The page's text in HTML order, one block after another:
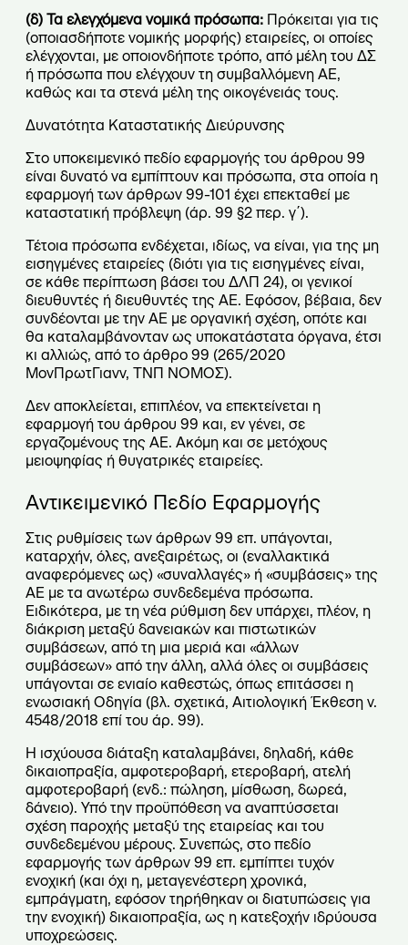
(δ) Τα ελεγχόμενα νομικά πρόσωπα: Πρόκειται για τις
(οποιασδήποτε νομικής μορφής) εταιρείες, οι οποίες
ελέγχονται, με οποιονδήποτε τρόπο, από μέλη του ΔΣ
ή πρόσωπα που ελέγχουν τη συμβαλλόμενη ΑΕ,
καθώς και τα στενά μέλη της οικογένειάς τους.
Δυνατότητα Καταστατικής Διεύρυνσης
Στο υποκειμενικό πεδίο εφαρμογής του άρθρου 99
είναι δυνατό να εμπίπτουν και πρόσωπα, στα οποία η
εφαρμογή των άρθρων 99-101 έχει επεκταθεί με
καταστατική πρόβλεψη (άρ. 99 §2 περ. γ΄).
Τέτοια πρόσωπα ενδέχεται, ιδίως, να είναι, για της μη
εισηγμένες εταιρείες (διότι για τις εισηγμένες είναι,
σε κάθε περίπτωση βάσει του ΔΛΠ 24), οι γενικοί
διευθυντές ή διευθυντές της ΑΕ. Εφόσον, βέβαια, δεν
συνδέονται με την ΑΕ με οργανική σχέση, οπότε και
θα καταλαμβάνονταν ως υποκατάστατα όργανα, έτσι
κι αλλιώς, από το άρθρο 99 (265/2020
ΜονΠρωτΓιανν, ΤΝΠ ΝΟΜΟΣ).
Δεν αποκλείεται, επιπλέον, να επεκτείνεται η
εφαρμογή του άρθρου 99 και, εν γένει, σε
εργαζομένους της ΑΕ. Ακόμη και σε μετόχους
μειοψηφίας ή θυγατρικές εταιρείες.
Αντικειμενικό Πεδίο Εφαρμογής
Στις ρυθμίσεις των άρθρων 99 επ. υπάγονται,
καταρχήν, όλες, ανεξαιρέτως, οι (εναλλακτικά
αναφερόμενες ως) «συναλλαγές» ή «συμβάσεις» της
ΑΕ με τα ανωτέρω συνδεδεμένα πρόσωπα.
Ειδικότερα, με τη νέα ρύθμιση δεν υπάρχει, πλέον, η
διάκριση μεταξύ δανειακών και πιστωτικών
συμβάσεων, από τη μια μεριά και «άλλων
συμβάσεων» από την άλλη, αλλά όλες οι συμβάσεις
υπάγονται σε ενιαίο καθεστώς, όπως επιτάσσει η
ενωσιακή Οδηγία (βλ. σχετικά, Αιτιολογική Έκθεση ν.
4548/2018 επί του άρ. 99).
Η ισχύουσα διάταξη καταλαμβάνει, δηλαδή, κάθε
δικαιοπραξία, αμφοτεροβαρή, ετεροβαρή, ατελή
αμφοτεροβαρή (ενδ.: πώληση, μίσθωση, δωρεά,
δάνειο). Υπό την προϋπόθεση να αναπτύσσεται
σχέση παροχής μεταξύ της εταιρείας και του
συνδεδεμένου μέρους. Συνεπώς, στο πεδίο
εφαρμογής των άρθρων 99 επ. εμπίπτει τυχόν
ενοχική (και όχι η, μεταγενέστερη χρονικά,
εμπράγματη, εφόσον τηρήθηκαν οι διατυπώσεις για
την ενοχική) δικαιοπραξία, ως η κατεξοχήν ιδρύουσα
υποχρεώσεις.